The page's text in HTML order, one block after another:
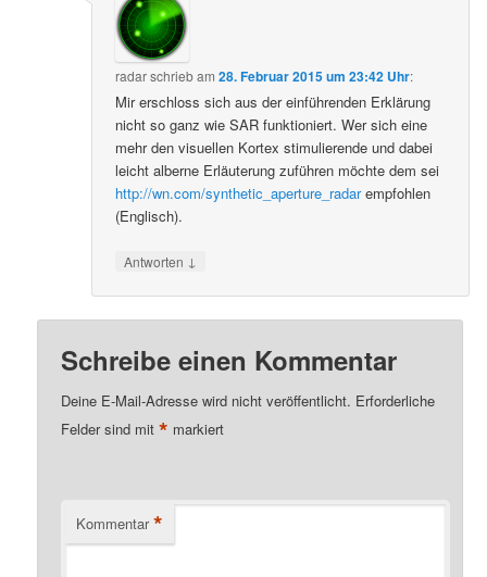
radarschriebam28. Februar 2015 um 23:42 Uhr:
Mir erschloss sich aus der einführenden Erklärung
nicht so ganz wie SAR funktioniert. Wer sich eine
mehr den visuellen Kortex stimulierende und dabei
leicht alberne Erläuterung zuführen möchte dem sei
http://wn.com/synthetic_aperture_radarempfohlen
(Englisch).
Antworten ↓
Schreibe einen Kommentar
Deine E-Mail-Adresse wird nicht veröffentlicht. Erforderliche
Felder sind mit* markiert
Kommentar *